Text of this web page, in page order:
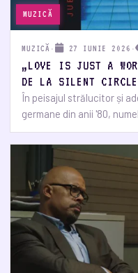
MUZICĂ
MUZICĂ · 27 IUNIE 2026 ·
„LOVE IS JUST A
DE LA SILENT CIRCLE
În peisajul strălucitor și
germane din anii '80,